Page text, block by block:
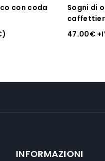
con coda
)
Sogni di
ichendorf
47.00€
INFORMAZIONI